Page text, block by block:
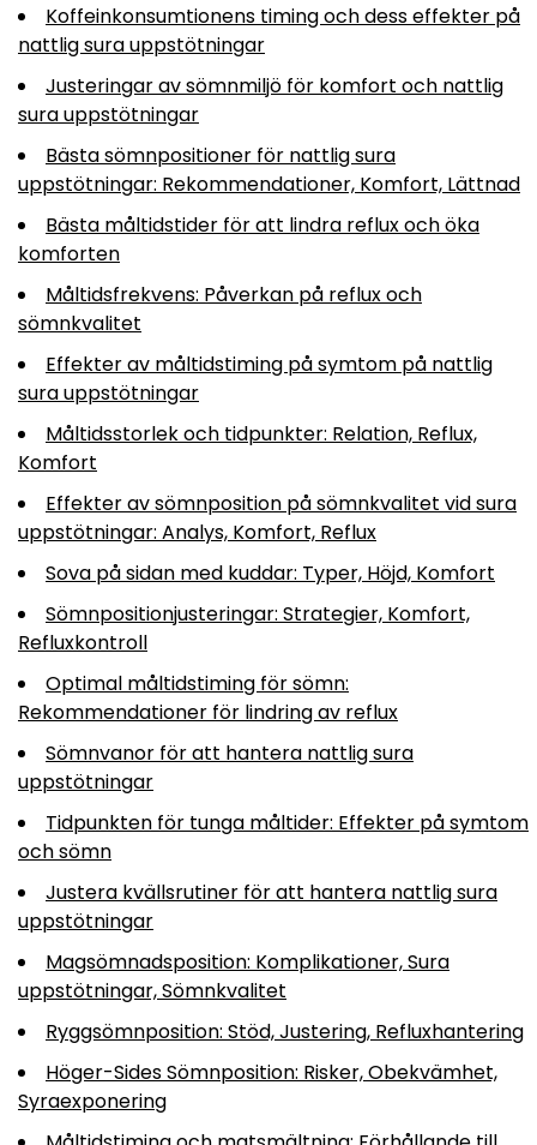
Koffeinkonsumtionens timing och dess effekter på
nattlig sura uppstötningar
Justeringar av sömnmiljö för komfort och nattlig
sura uppstötningar
Bästa sömnpositioner för nattlig sura
uppstötningar: Rekommendationer, Komfort, Lättnad
Bästa måltidstider för att lindra reflux och öka
komforten
Måltidsfrekvens: Påverkan på reflux och
sömnkvalitet
Effekter av måltidstiming på symtom på nattlig
sura uppstötningar
Måltidsstorlek och tidpunkter: Relation, Reflux,
Komfort
Effekter av sömnposition på sömnkvalitet vid sura
uppstötningar: Analys, Komfort, Reflux
Sova på sidan med kuddar: Typer, Höjd, Komfort
Sömnpositionjusteringar: Strategier, Komfort,
Refluxkontroll
Optimal måltidstiming för sömn:
Rekommendationer för lindring av reflux
Sömnvanor för att hantera nattlig sura
uppstötningar
Tidpunkten för tunga måltider: Effekter på symtom
och sömn
Justera kvällsrutiner för att hantera nattlig sura
uppstötningar
Magsömnadsposition: Komplikationer, Sura
uppstötningar, Sömnkvalitet
Ryggsömnposition: Stöd, Justering, Refluxhantering
Höger-Sides Sömnposition: Risker, Obekvämhet,
Syraexponering